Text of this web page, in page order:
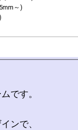
～)
です。